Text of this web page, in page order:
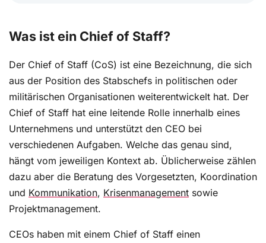
Was ist ein Chief of Staff?
Der Chief of Staff (CoS) ist eine Bezeichnung, die sich
aus der Position des Stabschefs in politischen oder
militärischen Organisationen weiterentwickelt hat. Der
Chief of Staff hat eine leitende Rolle innerhalb eines
Unternehmens und unterstützt den CEO bei
verschiedenen Aufgaben. Welche das genau sind,
hängt vom jeweiligen Kontext ab. Üblicherweise zählen
dazu aber die Beratung des Vorgesetzten, Koordination
und Kommunikation, Krisenmanagement sowie
Projektmanagement.
CEOs haben mit einem Chief of Staff einen